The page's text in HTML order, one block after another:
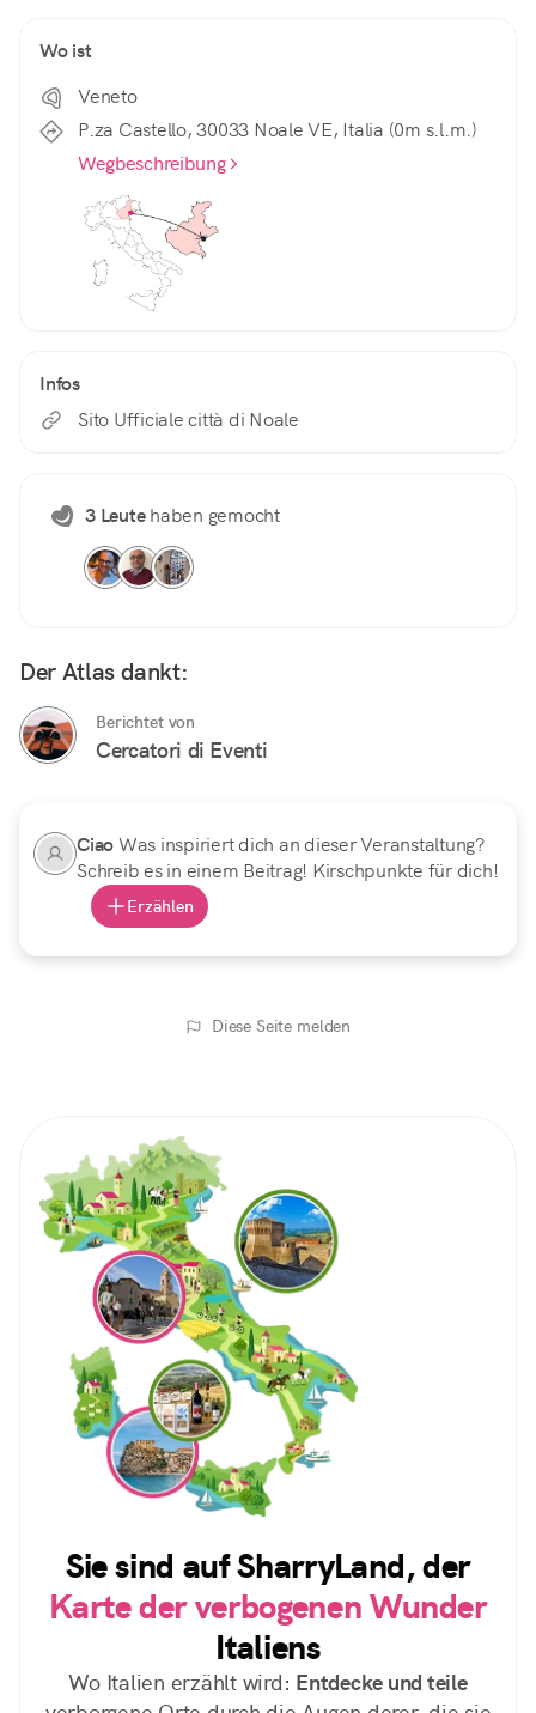
Wo ist
Veneto
P.za Castello, 30033 Noale VE, Italia (0m s.l.m.)
Wegbeschreibung
Infos
Sito Ufficiale città di Noale
3 Leutehaben gemocht
Der Atlas dankt:
Berichtet von
Cercatori di Eventi
CiaoWas inspiriert dich an dieser Veranstaltung?
Schreib es in einem Beitrag! Kirschpunkte für dich!
Erzählen
Diese Seite melden
Sie sind auf SharryLand, der
Karte der verbogenen Wunder
Italiens
Wo Italien erzählt wird: Entdecke und teile